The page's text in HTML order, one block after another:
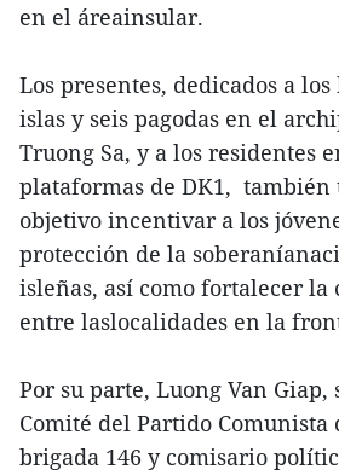
en el áreainsular.
Los presentes, dedicados a
islas y seis pagodas en el
Truong Sa, y a los residentes
plataformas de DK1, también
objetivo incentivar a los
protección de la
isleñas, así como fortalecer la
entre laslocalidades en la
Por su parte, Luong Van
Comité del Partido
brigada 146 y comisario